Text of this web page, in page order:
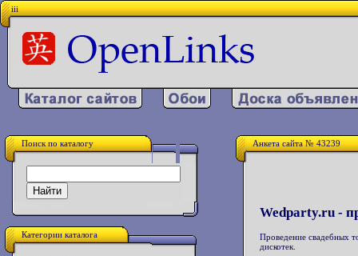
iii
Поиск по каталогу
Категории каталога
Анкета сайта № 43239
Wedparty.ru -
Проведение свадебных
дискотек.